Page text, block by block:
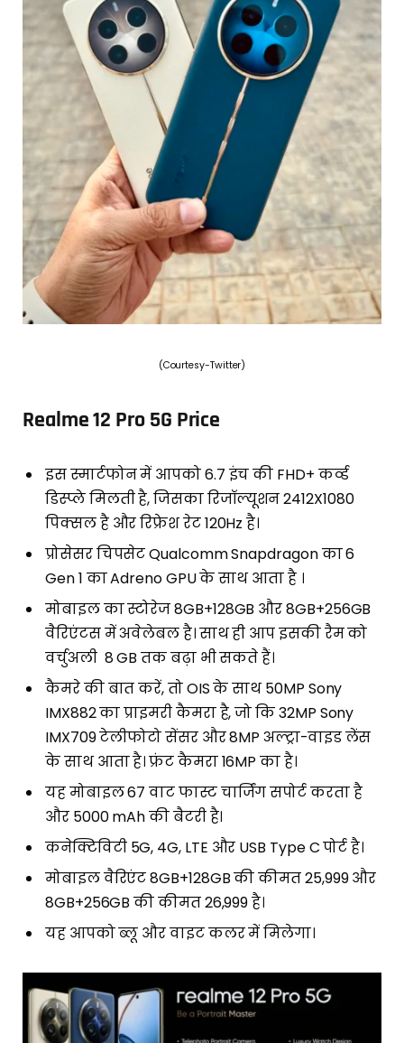
(Courtesy-Twitter)
Realme 12 Pro 5G Price
इस स्मार्टफोन में आपको 6.7 इंच की FHD+ कर्व्ड
डिस्प्ले मिलती है, जिसका रिजॉल्यूशन 2412X1080
पिक्सल है और रिफ्रेश रेट 120Hz है।
प्रोसेसर चिपसेट Qualcomm Snapdragon का 6
Gen 1 का Adreno GPU के साथ आता है ।
मोबाइल का स्टोरेज 8GB+128GB और 8GB+256GB
वैरिएंटस में अवेलेबल है। साथ ही आप इसकी रैम को
वर्चुअली 8 GB तक बढ़ा भी सकते हैं।
कैमरे की बात करें, तो OIS के साथ 50MP Sony
IMX882 का प्राइमरी कैमरा है, जो कि 32MP Sony
IMX709 टेलीफोटो सेंसर और 8MP अल्ट्रा-वाइड लेंस
के साथ आता है। फ्रंट कैमरा 16MP का है।
यह मोबाइल 67 वाट फास्ट चार्जिंग सपोर्ट करता है
और 5000 mAh की बैटरी है।
कनेक्टिविटी 5G, 4G, LTE और USB Type C पोर्ट है।
मोबाइल वैरिएंट 8GB+128GB की कीमत 25,999 और
8GB+256GB की कीमत 26,999 है।
यह आपको ब्लू और वाइट कलर में मिलेगा।